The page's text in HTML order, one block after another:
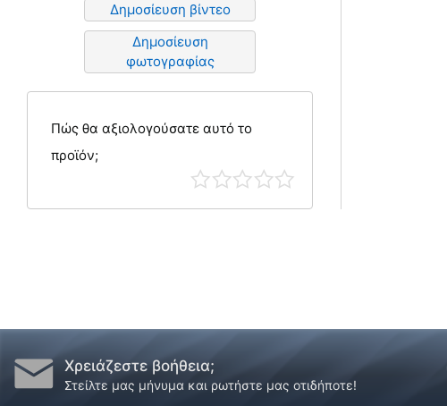
Δημοσίευση βίντεο
Δημοσίευση
φωτογραφίας
Πώς θα αξιολογούσατε αυτό το
προϊόν;
Χρειάζεστε βοήθεια;
Στείλτε μας μήνυμα και ρωτήστε μας οτιδήποτε!